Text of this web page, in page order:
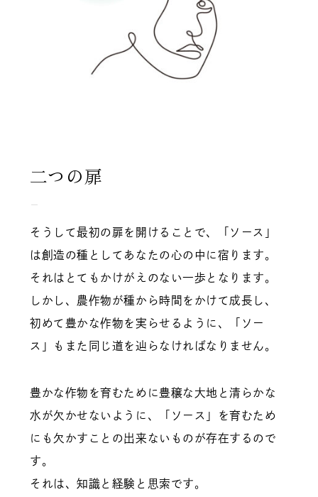
二つの扉
そうして最初の扉を開けることで、「ソース」
は創造の種としてあなたの心の中に宿ります。
それはとてもかけがえのない一歩となります。
しかし、農作物が種から時間をかけて成長し、
初めて豊かな作物を実らせるように、「ソー
ス」もまた同じ道を辿らなければなりません。
豊かな作物を育むために豊穣な大地と清らかな
水が欠かせないように、「ソース」を育むため
にも欠かすことの出来ないものが存在するので
す。
それは、知識と経験と思索です。